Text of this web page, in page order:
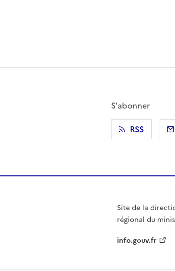
S'abonner
RSS
Site de la
régional du
info.gouv.fr